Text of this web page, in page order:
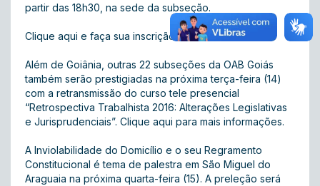
partir das 18h30, na sede da subseção.
Clique aqui e faça sua inscrição.
Além de Goiânia, outras 22 subseções da OAB Goiás
também serão prestigiadas na próxima terça-feira (14)
com a retransmissão do curso tele presencial
“Retrospectiva Trabalhista 2016: Alterações Legislativas
e Jurisprudenciais”. Clique aqui para mais informações.
A Inviolabilidade do Domicílio e o seu Regramento
Constitucional é tema de palestra em São Miguel do
Araguaia na próxima quarta-feira (15). A preleção será